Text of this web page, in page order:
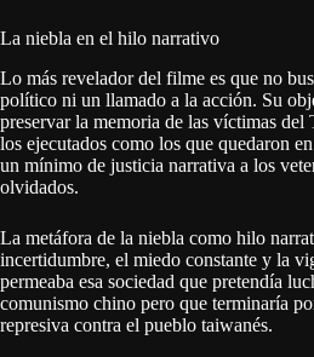
La niebla en el hilo narrativo
Lo más revelador del filme es que no
político ni un llamado a la acción. Su
preservar la memoria de las víctimas
los ejecutados como los que quedaron
un mínimo de justicia narrativa a los
olvidados.
La metáfora de la niebla como hilo
incertidumbre, el miedo constante y la
permeaba esa sociedad que pretendía
comunismo chino pero que terminaría
represiva contra el pueblo taiwanés.